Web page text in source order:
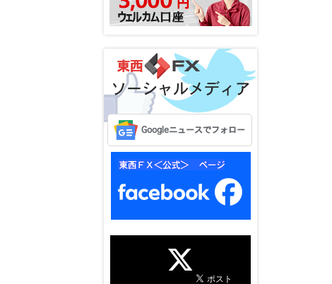
ソーシャルメディア
Googleニュースでフォロー